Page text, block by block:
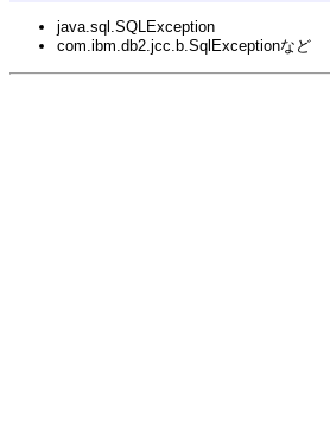
java.sql.SQLException
com.ibm.db2.jcc.b.SqlExceptionなど